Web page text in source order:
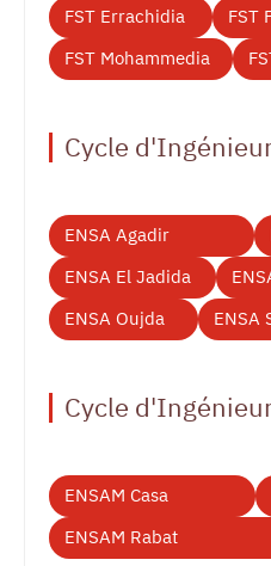
FST Errachidia
FST
FST Mohammedia
Cycle
ENSA Agadir
ENSA El Jadida
ENSA Oujda
ENSA
Cycle
ENSAM Casa
ENSAM Rabat